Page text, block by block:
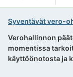
Syventävät vero-
Verohallinnon
momentissa
käyttöönotosta ja